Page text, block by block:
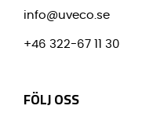
info@uveco.se
+46 322-67 11 30
FÖLJ OSS